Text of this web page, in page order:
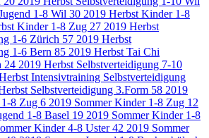
1-8 Wil 30 2019 Herbst Kinder 1-8
Kinder 1-8 Zug 27 2019 Herbst
1-6 Zürich 57 2019 Herbst
1-6 Bern 85 2019 Herbst Tai Chi
24 2019 Herbst Selbstverteidigung 7-10
Intensivtraining Selbstverteidigung
Selbstverteidigung 3.Form 58 2019
1-8 Zug 6 2019 Sommer Kinder 1-8 Zug 12
1-8 Basel 19 2019 Sommer Kinder 1-8
Kinder 4-8 Uster42 2019 Sommer